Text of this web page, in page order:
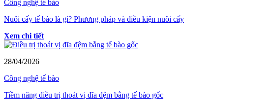
Công nghệ tế bào
Nuôi cấy tế bào là gì? Phương pháp và điều kiện nuôi cấy
Xem chi tiết
28/04/2026
Công nghệ tế bào
Tiềm năng điều trị thoát vị đĩa đệm bằng tế bào gốc